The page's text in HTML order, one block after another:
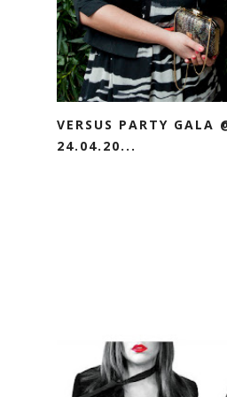
VERSUS PARTY GALA
24.04.20...